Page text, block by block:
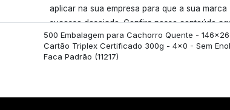
aplicar na sua empresa para que a sua marca
sucesso desejado. Confira nosso conteúdo
mesmo!
500 Embalagem para Cachorro Quente -
Cartão Triplex Certificado 300g - 4x0 - Sem
Faca Padrão (11217)